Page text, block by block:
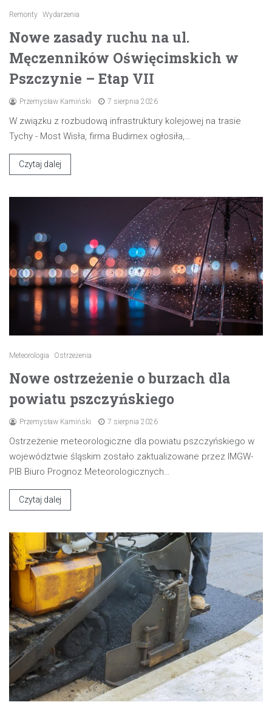
Remonty Wydarzenia
Nowe zasady ruchu na ul.
Męczenników Oświęcimskich w
Pszczynie – Etap VII
Przemysław Kamiński 7 sierpnia 2026
W związku z rozbudową infrastruktury kolejowej na trasie
Tychy - Most Wisła, firma Budimex ogłosiła,…
Czytaj dalej
Meteorologia Ostrzeżenia
Nowe ostrzeżenie o burzach dla
powiatu pszczyńskiego
Przemysław Kamiński 7 sierpnia 2026
Ostrzeżenie meteorologiczne dla powiatu pszczyńskiego w
województwie śląskim zostało zaktualizowane przez IMGW-
PIB Biuro Prognoz Meteorologicznych…
Czytaj dalej